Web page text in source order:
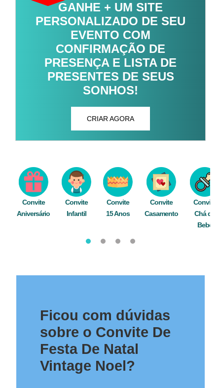
GANHE + UM SITE
PERSONALIZADO DE SEU
EVENTO COM
CONFIRMAÇÃO DE
PRESENÇA E LISTA DE
PRESENTES DE SEUS
SONHOS!
CRIAR AGORA
Convite
Aniversário
Convite
Infantil
Convite
15 Anos
Convite
Casamento
Convite
Chá de
Bebê
Ficou com dúvidas
sobre o Convite De
Festa De Natal
Vintage Noel?